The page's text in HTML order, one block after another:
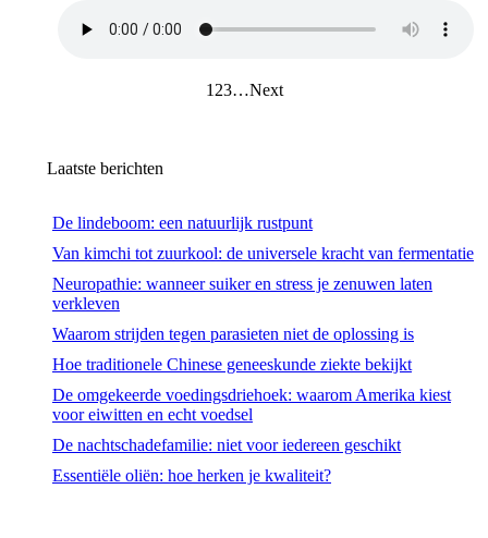
1 23…Next
Laatste berichten
De lindeboom: een natuurlijk rustpunt
Van kimchi tot zuurkool: de universele kracht van fermentatie
Neuropathie: wanneer suiker en stress je zenuwen laten
verkleven
Waarom strijden tegen parasieten niet de oplossing is
Hoe traditionele Chinese geneeskunde ziekte bekijkt
De omgekeerde voedingsdriehoek: waarom Amerika kiest
voor eiwitten en echt voedsel
De nachtschadefamilie: niet voor iedereen geschikt
Essentiële oliën: hoe herken je kwaliteit?